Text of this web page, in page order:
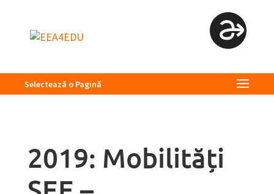
Selectează o Pagină
2019: Mobilități